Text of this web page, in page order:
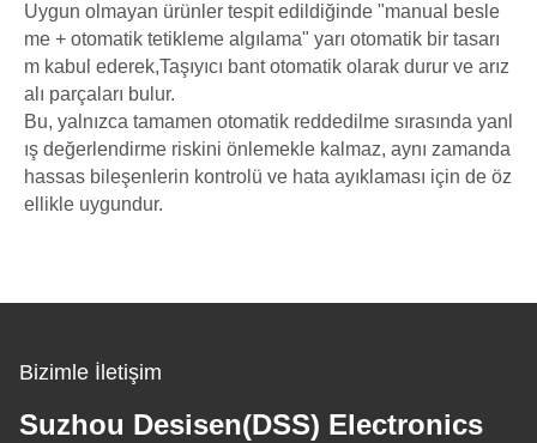
Uygun olmayan ürünler tespit edildiğinde "manual besle
me + otomatik tetikleme algılama" yarı otomatik bir tasarı
m kabul ederek,Taşıyıcı bant otomatik olarak durur ve arız
alı parçaları bulur.
Bu, yalnızca tamamen otomatik reddedilme sırasında yanl
ış değerlendirme riskini önlemekle kalmaz, aynı zamanda
hassas bileşenlerin kontrolü ve hata ayıklaması için de öz
ellikle uygundur.
Bizimle İletişim
Suzhou Desisen(DSS) Electronics